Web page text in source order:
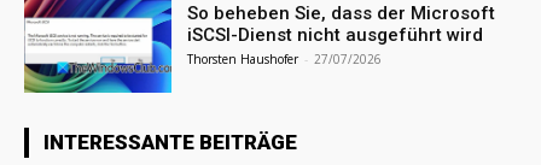
So beheben Sie, dass der Microsoft
iSCSI-Dienst nicht ausgeführt wird
Thorsten Haushofer - 27/07/2026
INTERESSANTE BEITRÄGE